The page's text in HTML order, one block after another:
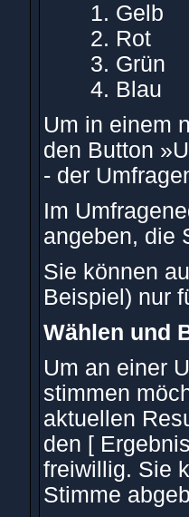
Gelb
Rot
Grün
Blau
Um in einem
den Button
- der
Im
angeben, die
Sie können
Beispiel) nur
Wählen und
Um an einer
stimmen
aktuellen
den [
freiwillig. Sie
Stimme